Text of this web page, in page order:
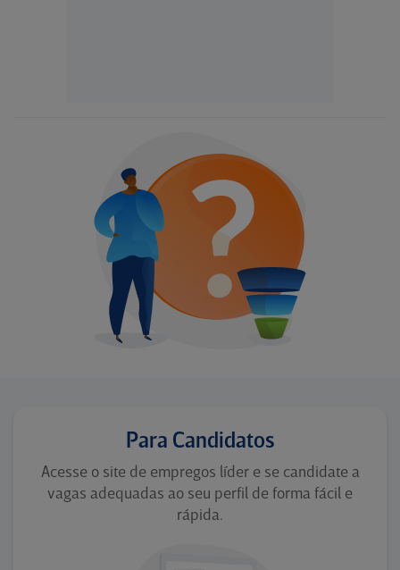
Para Candidatos
Acesse o site de empregos líder e se candidate a
vagas adequadas ao seu perfil de forma fácil e
rápida.